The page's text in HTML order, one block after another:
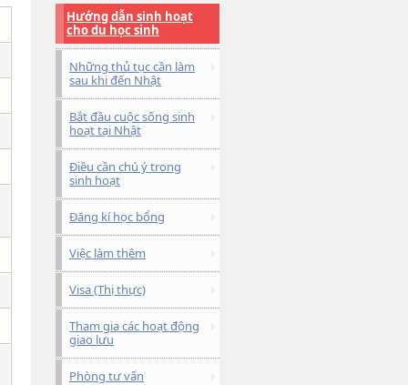
Hướng dẫn sinh hoạt
cho du học sinh
Những thủ tục cần làm
sau khi đến Nhật
Bắt đầu cuộc sống sinh
hoạt tại Nhật
Điều cần chú ý trong
sinh hoạt
Đăng kí học bổng
Việc làm thêm
Visa (Thị thực)
Tham gia các hoạt động
giao lưu
Phòng tư vấn